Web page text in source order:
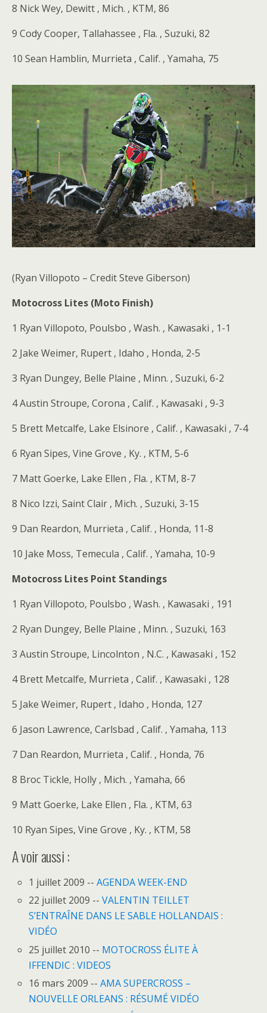
8 Nick Wey, Dewitt , Mich. , KTM, 86
9 Cody Cooper, Tallahassee , Fla. , Suzuki, 82
10 Sean Hamblin, Murrieta , Calif. , Yamaha, 75
(Ryan Villopoto – Credit Steve Giberson)
Motocross Lites (Moto Finish)
1 Ryan Villopoto, Poulsbo , Wash. , Kawasaki , 1-1
2 Jake Weimer, Rupert , Idaho , Honda, 2-5
3 Ryan Dungey, Belle Plaine , Minn. , Suzuki, 6-2
4 Austin Stroupe, Corona , Calif. , Kawasaki , 9-3
5 Brett Metcalfe, Lake Elsinore , Calif. , Kawasaki , 7-4
6 Ryan Sipes, Vine Grove , Ky. , KTM, 5-6
7 Matt Goerke, Lake Ellen , Fla. , KTM, 8-7
8 Nico Izzi, Saint Clair , Mich. , Suzuki, 3-15
9 Dan Reardon, Murrieta , Calif. , Honda, 11-8
10 Jake Moss, Temecula , Calif. , Yamaha, 10-9
Motocross Lites Point Standings
1 Ryan Villopoto, Poulsbo , Wash. , Kawasaki , 191
2 Ryan Dungey, Belle Plaine , Minn. , Suzuki, 163
3 Austin Stroupe, Lincolnton , N.C. , Kawasaki , 152
4 Brett Metcalfe, Murrieta , Calif. , Kawasaki , 128
5 Jake Weimer, Rupert , Idaho , Honda, 127
6 Jason Lawrence, Carlsbad , Calif. , Yamaha, 113
7 Dan Reardon, Murrieta , Calif. , Honda, 76
8 Broc Tickle, Holly , Mich. , Yamaha, 66
9 Matt Goerke, Lake Ellen , Fla. , KTM, 63
10 Ryan Sipes, Vine Grove , Ky. , KTM, 58
A voir aussi :
1 juillet 2009 --AGENDA WEEK-END
22 juillet 2009 --VALENTIN TEILLET
S’ENTRAÎNE DANS LE SABLE HOLLANDAIS :
VIDÉO
25 juillet 2010 -- MOTOCROSS ÉLITE À
IFFENDIC : VIDEOS
16 mars 2009 --AMA SUPERCROSS –
NOUVELLE ORLEANS : RÉSUMÉ VIDÉO